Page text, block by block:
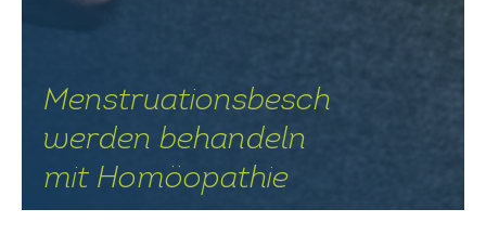
Menstruationsbesch
werden behandeln
mit Homöopathie